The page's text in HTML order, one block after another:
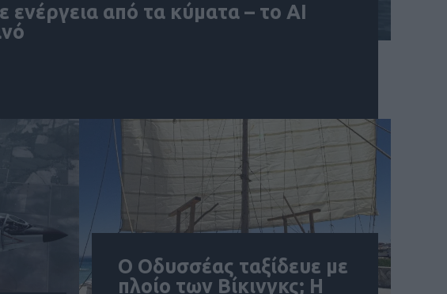
από τα κύματα – το AI
Ο Οδυσσέας ταξίδευε με
πλοίο των Βίκινγκς; Η